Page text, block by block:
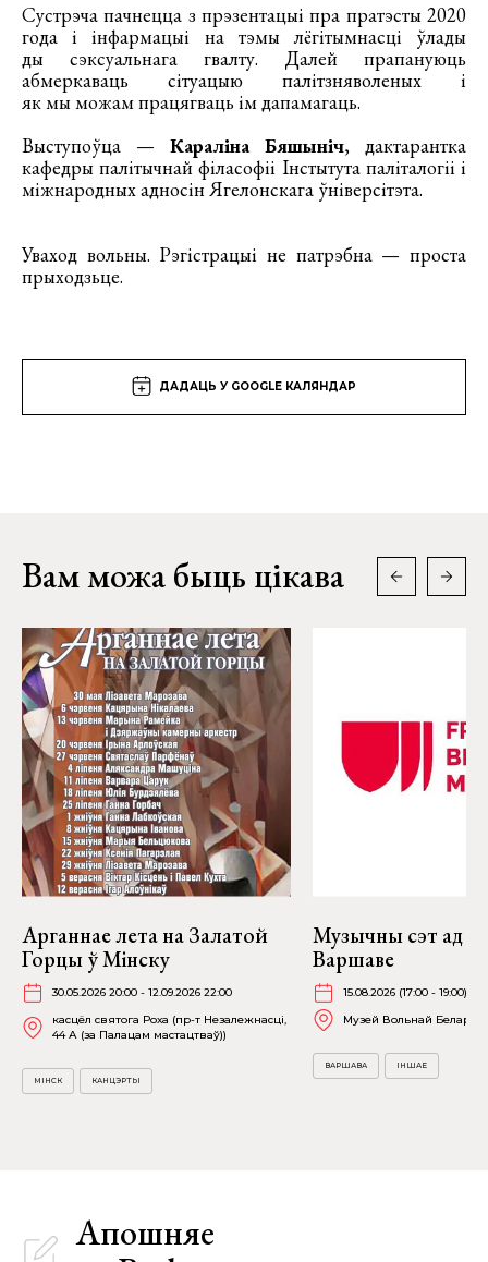
Сустрэча пачнецца з прэзентацыі пра пратэсты 2020
года і інфармацыі на тэмы лёгітымнасці ўлады
ды сэксуальнага гвалту. Далей прапануюць
абмеркаваць сітуацыю палітзняволеных і
як мы можам працягваць ім дапамагаць.
Выступоўца — Караліна Бяшыніч, дактарантка
кафедры палітычнай філасофіі Інстытута паліталогіі і
міжнародных адносін Ягелонскага ўніверсітэта.
Уваход вольны. Рэгістрацыі не патрэбна — проста
прыходзьце.
ДАДАЦЬ У GOOGLE КАЛЯНДАР
Вам можа быць цікава
Арганнае лета на Залатой
Горцы ў Мінску
30.05.2026 20:00 - 12.09.2026 22:00
касцёл святога Роха (пр-т Незалежнасці,
44 А (за Палацам мастацтваў))
МІНСК КАНЦЭРТЫ
Музычны сэт ад
Варшаве
15.08.2026 (17:00 - 19:00)
Музей Вольнай Беларусі
ВАРШАВА ІНШАЕ
Апошняе